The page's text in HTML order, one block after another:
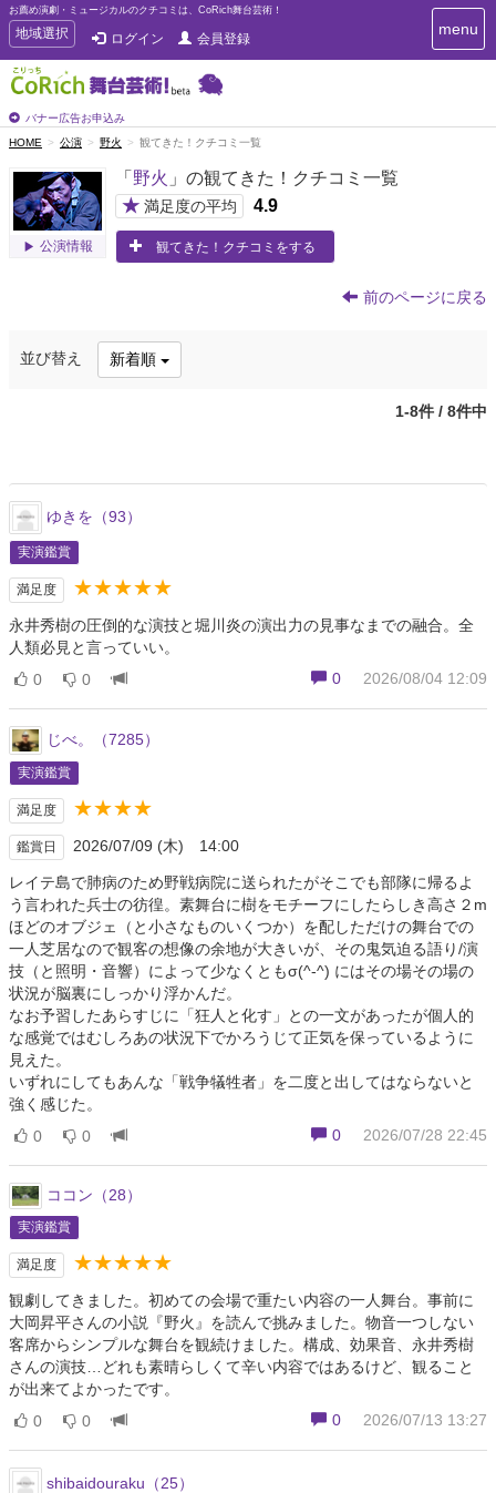
お薦め演劇・ミュージカルのクチコミは、CoRich舞台芸術！
T
o
g
g
e
n
i
g
地域選択 ログイン 会員登録
バナー広告お申込み
T
o
t
menu
HOME 公演 野火 観てきた！クチコミ一覧
公演情報
「 野火 」の観てきた！クチコミ一覧
★ 満足度の平均 4.9
観てきた！クチコミをする
前のページに戻る
並び替え 新着順
1-8件 / 8件中
ゆきを（93）
実演鑑賞
満足度 ★★★★★
永井秀樹の圧倒的な演技と堀川炎の演出力の見事なまでの融合。全
人類必見と言っていい。
0
2026/08/04 12:09
0 0
じべ。（7285）
実演鑑賞
満足度 ★★★★
鑑賞日 2026/07/09 (木) 14:00
レイテ島で肺病のため野戦病院に送られたがそこでも部隊に帰るよ
う言われた兵士の彷徨。素舞台に樹をモチーフにしたらしき高さ２m
ほどのオブジェ（と小さなものいくつか）を配しただけの舞台での
一人芝居なので観客の想像の余地が大きいが、その鬼気迫る語り/演
技（と照明・音響）によって少なくともσ(^-^) にはその場その場の
状況が脳裏にしっかり浮かんだ。
なお予習したあらすじに「狂人と化す」との一文があったが個人的
な感覚ではむしろあの状況下でかろうじて正気を保っているように
見えた。
いずれにしてもあんな「戦争犠牲者」を二度と出してはならないと
強く感じた。
0
2026/07/28 22:45
0 0
ココン（28）
実演鑑賞
満足度 ★★★★★
観劇してきました。初めての会場で重たい内容の一人舞台。事前に
大岡昇平さんの小説『野火』を読んで挑みました。物音一つしない
客席からシンプルな舞台を観続けました。構成、効果音、永井秀樹
さんの演技…どれも素晴らしくて辛い内容ではあるけど、観ること
が出来てよかったです。
0
2026/07/13 13:27
0 0
shibaidouraku（25）